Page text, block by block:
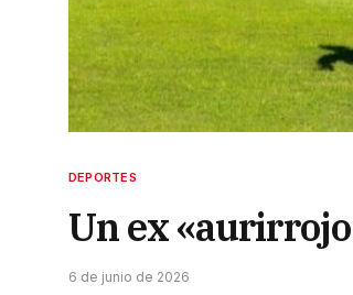
DEPORTES
Un ex
6 de junio de 2026